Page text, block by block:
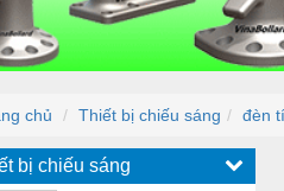
chủ Thiết bị chiếu sáng đèn
bị chiếu sáng